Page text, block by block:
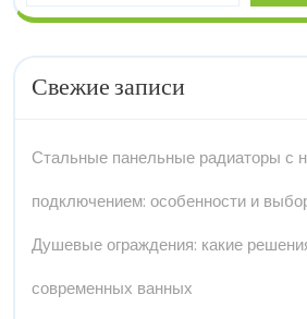
Свежие записи
Стальные панельные радиаторы с
подключением: особенности и
Душевые ограждения: какие
современных ванных